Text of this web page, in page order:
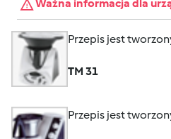
Ważna informacja dla
Przepis jest
TM 31
Przepis jest